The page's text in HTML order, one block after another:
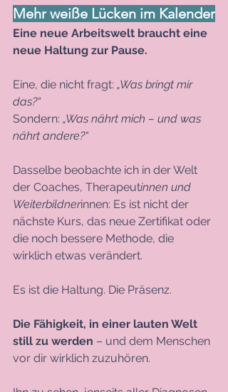
Mehr weiße Lücken im Kalender
Eine neue Arbeitswelt braucht eine
neue Haltung zur Pause.
Eine, die nicht fragt: „Was bringt mir
das?“
Sondern: „Was nährt mich – und was
nährt andere?“
Dasselbe beobachte ich in der Welt
der Coaches, Therapeutinnen und
Weiterbildnerinnen: Es ist nicht der
nächste Kurs, das neue Zertifikat oder
die noch bessere Methode, die
wirklich etwas verändert.
Es ist die Haltung. Die Präsenz.
Die Fähigkeit, in einer lauten Welt
still zu werden – und dem Menschen
vor dir wirklich zuzuhören.